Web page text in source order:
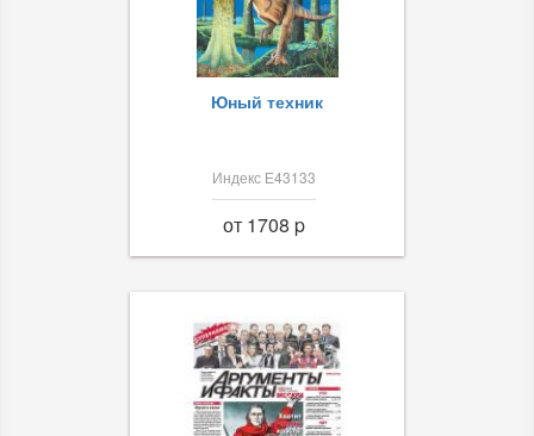
Юный техник
Индекс Е43133
от 1708 p